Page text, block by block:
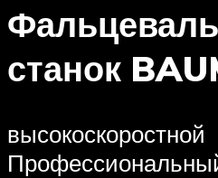
станок
высокоскоростной